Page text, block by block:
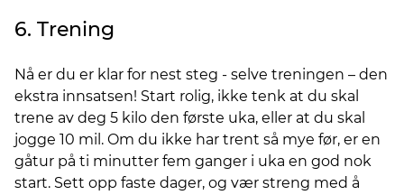
6. Trening
Nå er du er klar for nest steg - selve treningen – den
ekstra innsatsen! Start rolig, ikke tenk at du skal
trene av deg 5 kilo den første uka, eller at du skal
jogge 10 mil. Om du ikke har trent så mye før, er en
gåtur på ti minutter fem ganger i uka en god nok
start. Sett opp faste dager, og vær streng med å